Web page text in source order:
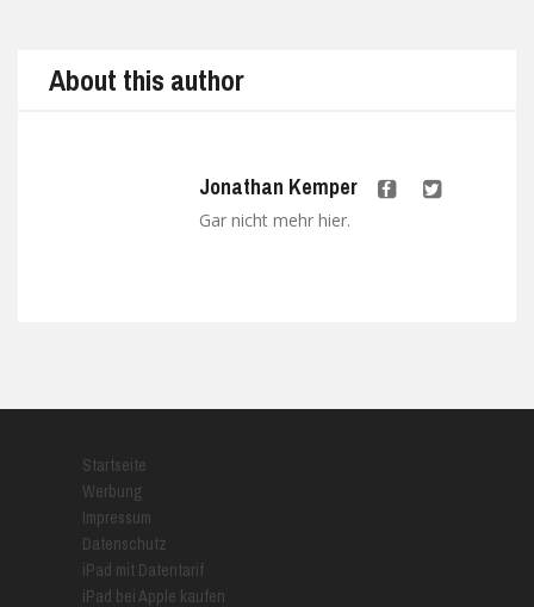
About this author
Jonathan Kemper
Gar nicht mehr hier.
Startseite
Werbung
Impressum
Datenschutz
iPad mit Datentarif
iPad bei Apple kaufen